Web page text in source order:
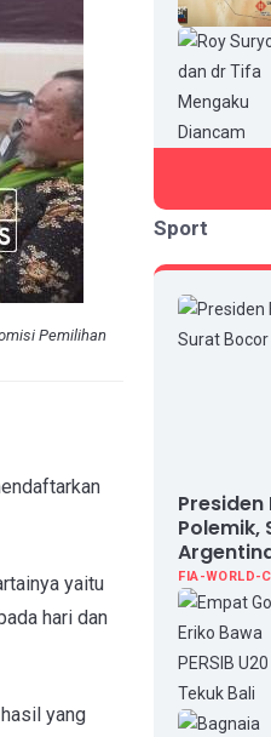
Pemilihan
yaitu
hari dan
yang
Sport
Presiden
Polemik,
FIA-WORLD-